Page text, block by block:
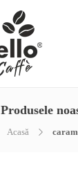
Produsele
Acasă